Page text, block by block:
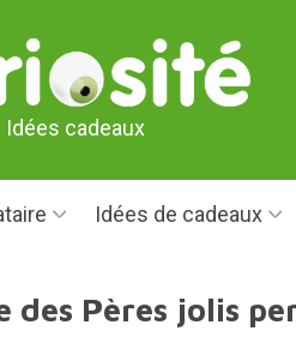
Idées cadeaux
Idées de cadeaux
des Pères jolis